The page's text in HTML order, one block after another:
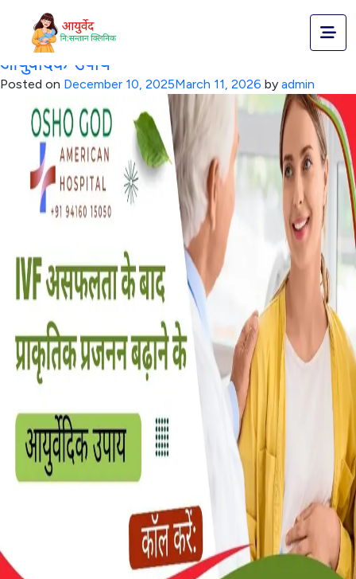
Tag:प्राकृतिक प्रजनन उपाय
IVF असफलता के बाद प्राकृतिक प्रजनन बढ़ाने के
आयुर्वेदिक उपाय
Posted on December 10, 2025March 11, 2026 by admin